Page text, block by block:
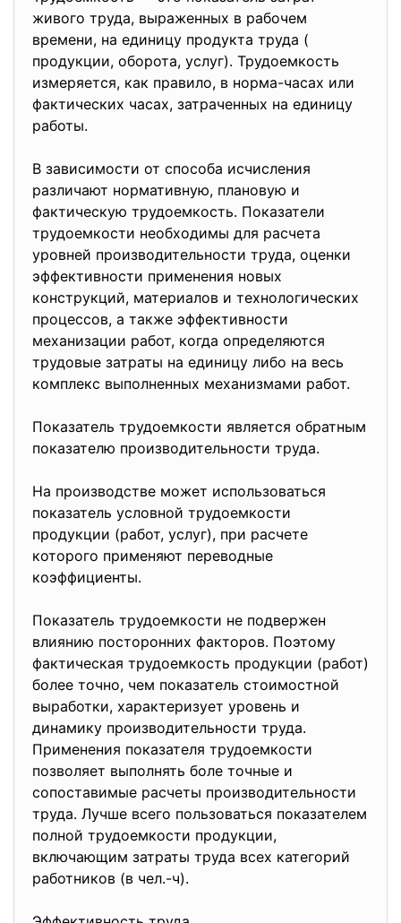
живого труда, выраженных в рабочем
времени, на единицу продукта труда (
продукции, оборота, услуг). Трудоемкость
измеряется, как правило, в норма-часах или
фактических часах, затраченных на единицу
работы.
В зависимости от способа исчисления
различают нормативную, плановую и
фактическую трудоемкость. Показатели
трудоемкости необходимы для расчета
уровней производительности труда, оценки
эффективности применения новых
конструкций, материалов и технологических
процессов, а также эффективности
механизации работ, когда определяются
трудовые затраты на единицу либо на весь
комплекс выполненных механизмами работ.
Показатель трудоемкости является обратным
показателю производительности труда.
На производстве может использоваться
показатель условной трудоемкости
продукции (работ, услуг), при расчете
которого применяют переводные
коэффициенты.
Показатель трудоемкости не подвержен
влиянию посторонних факторов. Поэтому
фактическая трудоемкость продукции (работ)
более точно, чем показатель стоимостной
выработки, характеризует уровень и
динамику производительности труда.
Применения показателя трудоемкости
позволяет выполнять боле точные и
сопоставимые расчеты производительности
труда. Лучше всего пользоваться показателем
полной трудоемкости продукции,
включающим затраты труда всех категорий
работников (в чел.-ч).